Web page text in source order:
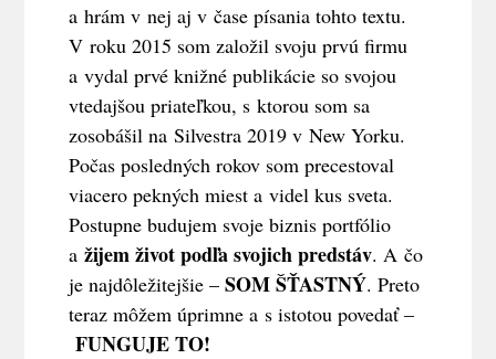
a hrám v nej aj v čase písania tohto textu.
V roku 2015 som založil svoju prvú firmu
a vydal prvé knižné publikácie so svojou
vtedajšou priateľkou, s ktorou som sa
zosobášil na Silvestra 2019 v New Yorku.
Počas posledných rokov som precestoval
viacero pekných miest a videl kus sveta.
Postupne budujem svoje biznis portfólio
ažijem život podľa svojich predstáv. A čo
je najdôležitejšie –SOM ŠŤASTNÝ. Preto
teraz môžem úprimne a s istotou povedať –
FUNGUJE TO!